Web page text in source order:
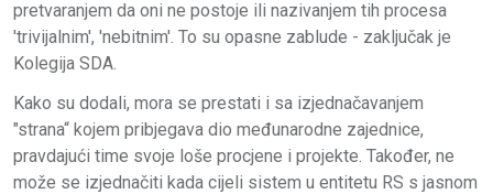
pretvaranjem da oni ne postoje ili nazivanjem tih procesa
'trivijalnim', 'nebitnim'. To su opasne zablude - zaključak je
Kolegija SDA.
Kako su dodali, mora se prestati i sa izjednačavanjem
"strana“ kojem pribjegava dio međunarodne zajednice,
pravdajući time svoje loše procjene i projekte. Također, ne
može se izjednačiti kada cijeli sistem u entitetu RS s jasnom